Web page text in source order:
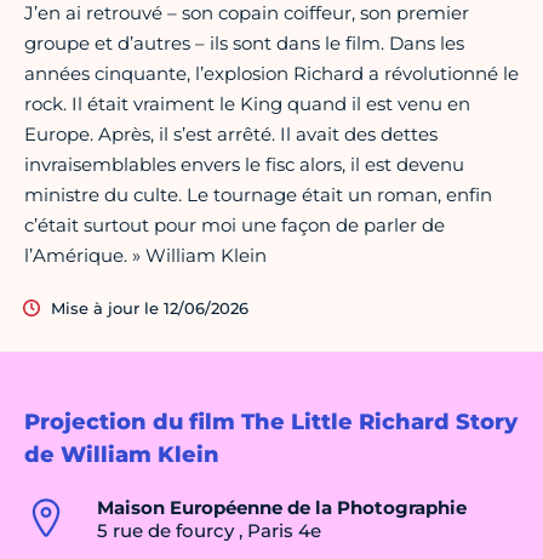
Projection du film The Little Richard Story
de William Klein
Maison Européenne de la Photographie
5 rue de fourcy , Paris 4e
J’en ai retrouvé – son copain coiffeur, son premier
groupe et d’autres – ils sont dans le film. Dans les
années cinquante, l’explosion Richard a révolutionné le
rock. Il était vraiment le King quand il est venu en
Europe. Après, il s’est arrêté. Il avait des dettes
invraisemblables envers le fisc alors, il est devenu
ministre du culte. Le tournage était un roman, enfin
c’était surtout pour moi une façon de parler de
l’Amérique. » William Klein
Mise à jour le 12/06/2026